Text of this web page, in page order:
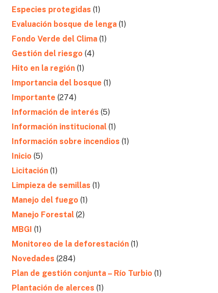
Especies protegidas (1)
Evaluación bosque de lenga (1)
Fondo Verde del Clima (1)
Gestión del riesgo (4)
Hito en la región (1)
Importancia del bosque (1)
Importante (274)
Información de interés (5)
Información institucional (1)
Información sobre incendios (1)
Inicio (5)
Licitación (1)
Limpieza de semillas (1)
Manejo del fuego (1)
Manejo Forestal (2)
MBGI (1)
Monitoreo de la deforestación (1)
Novedades (284)
Plan de gestión conjunta – Río Turbio (1)
Plantación de alerces (1)